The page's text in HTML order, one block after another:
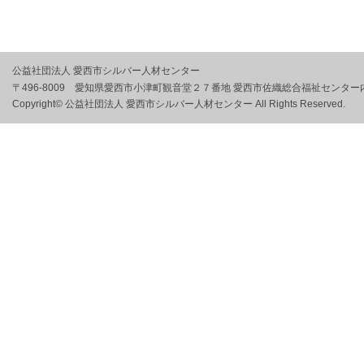
公益社団法人 愛西市シルバー人材センター
〒496-8009 愛知県愛西市小津町観音堂２７番地 愛西市佐織総合福祉センター
Copyright© 公益社団法人 愛西市シルバー人材センター All Rights Reserved.